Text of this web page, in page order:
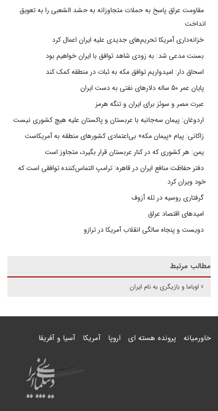
مقاومت عراق پاسخ به حملات متجاوزانه به حشد الشعبی را به تعویق
انداخت
خزانه‌داری آمریکا تحریم‌های جدیدی علیه ایران اعمال کرد
بسنت مدعی شد: به زودی شاهد توافق با ایران خواهیم بود
اسحاق دار: امیدواریم توافق مکه به ثبات در منطقه کمک کند
پایان عمر ۵۰ ساله دلارهای نفتی به دست ایران
عبرت مصر و سوئز برای ایران و تنگه هرمز
اردوغان: پیمان سه‌جانبه با عربستان و پاکستان علیه هیچ کشوری نیست
زاکانی: پیام «پیمان مکه» بی‌اعتمادی کشورهای منطقه به آمریکاست
یمن: هر کشوری که در کنار عربستان قرار بگیرد، متجاوز است
دفتر حفاظت منافع ایران در قاهره: ترامپ التماس‌کننده توافقی است که
خود ویران کرد
گرفتاری روسیه در تله آزوف
امیدهای اقتصاد عراق
دویست و پنجاه سالگی انقلاب آمریکا در ترازو
مطالب مرتبط
اوباما و بازیگری به نام ایران
خاورمیانه پرونده هسته ای اروپا آمریکا آسیا و آفریقا